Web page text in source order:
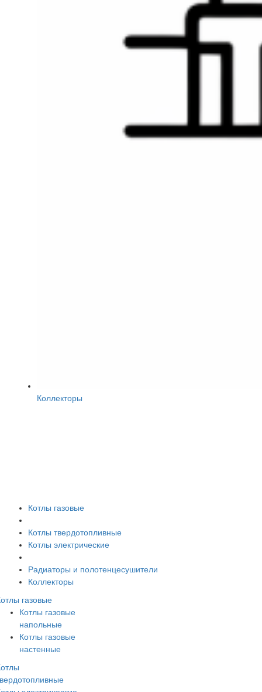
Коллекторы
Котлы газовые
Котлы твердотопливные
Котлы электрические
Радиаторы и полотенцесушители
Коллекторы
газовые
Котлы газовые
напольные
Котлы газовые
настенные